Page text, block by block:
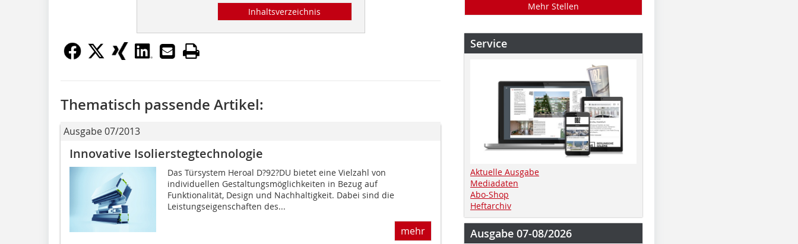
Inhaltsverzeichnis
Thematisch passende Artikel:
Ausgabe 07/2013
Innovative Isolierstegtechnologie
Das Türsystem Heroal D?92?DU bietet eine Vielzahl von
individuellen Gestaltungsmöglichkeiten in Bezug auf
Funktionalität, Design und Nachhaltigkeit. Dabei sind die
Leistungseigenschaften des...
mehr
Mehr Stellen
Service
Aktuelle Ausgabe
Mediadaten
Abo-Shop
Heftarchiv
Ausgabe 07-08/2026